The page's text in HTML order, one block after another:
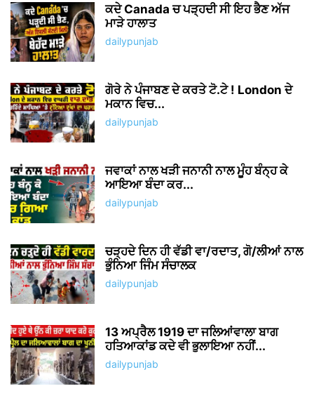
ਕਦੇ Canada ਚ ਪੜ੍ਹਦੀ ਸੀ ਇਹ ਭੈਣ ਅੱਜ
ਮਾੜੇ ਹਾਲਾਤ
dailypunjab
ਗੋਰੇ ਨੇ ਪੰਜਾਬਣ ਦੇ ਕਰਤੇ ਟੋ.ਟੇ ! London ਦੇ
ਮਕਾਨ ਵਿਚ...
dailypunjab
ਜਵਾਕਾਂ ਨਾਲ ਖੜੀ ਜਨਾਨੀ ਨਾਲ ਮੂੰਹ ਬੰਨ੍ਹ ਕੇ
ਆਇਆ ਬੰਦਾ ਕਰ...
dailypunjab
ਚੜ੍ਹਦੇ ਦਿਨ ਹੀ ਵੱਡੀ ਵਾ/ਰਦਾਤ, ਗੋ/ਲੀਆਂ ਨਾਲ
ਭੁੰਨਿਆ ਜਿੰਮ ਸੰਚਾਲਕ
dailypunjab
13 ਅਪ੍ਰੈਲ 1919 ਦਾ ਜਲਿਆਂਵਾਲਾ ਬਾਗ
ਹਤਿਆਕਾਂਡ ਕਦੇ ਵੀ ਭੁਲਾਇਆ ਨਹੀਂ...
dailypunjab